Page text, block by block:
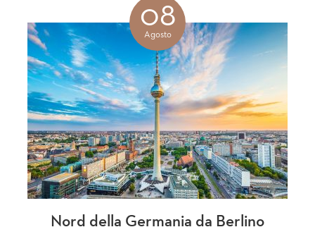
08
Agosto
Nord della Germania da Berlino